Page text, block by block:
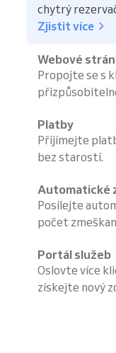
chytrý
Zjistit více
Webové
Propojte se s
Platby
Přijímejte
bez starostí.
Automatické
Posílejte
počet
Portál služeb
Oslovte více
získejte nový